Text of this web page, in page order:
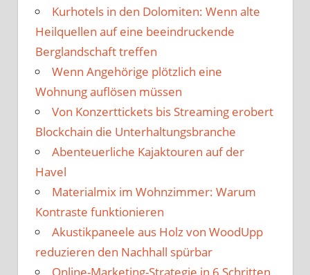
Kurhotels in den Dolomiten: Wenn alte
Heilquellen auf eine beeindruckende
Berglandschaft treffen
Wenn Angehörige plötzlich eine
Wohnung auflösen müssen
Von Konzerttickets bis Streaming erobert
Blockchain die Unterhaltungsbranche
Abenteuerliche Kajaktouren auf der
Havel
Materialmix im Wohnzimmer: Warum
Kontraste funktionieren
Akustikpaneele aus Holz von WoodUpp
reduzieren den Nachhall spürbar